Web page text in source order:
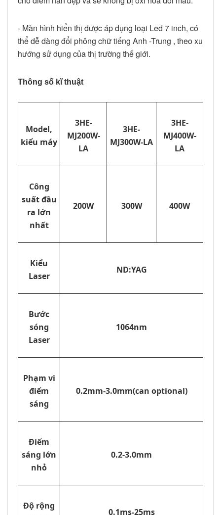
- Màn hình hiển thị được áp dụng loại Led 7 inch, có
thể dễ dàng đổi phông chữ tiếng Anh -Trung , theo xu
hướng sử dụng của thị trường thế giới.
Thông số kĩ thuật
Model,
kiểu máy
3HE-
MJ200W-
LA
3HE-
MJ300W-LA
3HE-
MJ400W-
LA
Công
suất đầu
ra lớn
nhất
200W 300W 400W
Kiểu
Laser
ND:YAG
Bước
sóng
Laser
1064nm
Phạm vi
điểm
sáng
0.2mm-3.0mm(can optional)
Điểm
sáng lớn
nhỏ
0.2-3.0mm
Độ rộng
0.1ms-25ms